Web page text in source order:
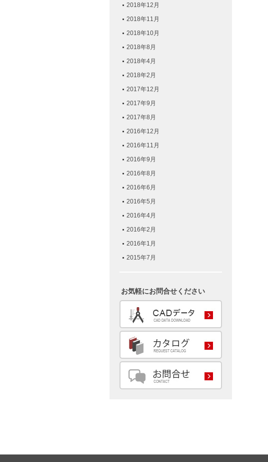
2018年12月
2018年11月
2018年10月
2018年8月
2018年4月
2018年2月
2017年12月
2017年9月
2017年8月
2016年12月
2016年11月
2016年9月
2016年8月
2016年6月
2016年5月
2016年4月
2016年2月
2016年1月
2015年7月
お気軽にお問合せください